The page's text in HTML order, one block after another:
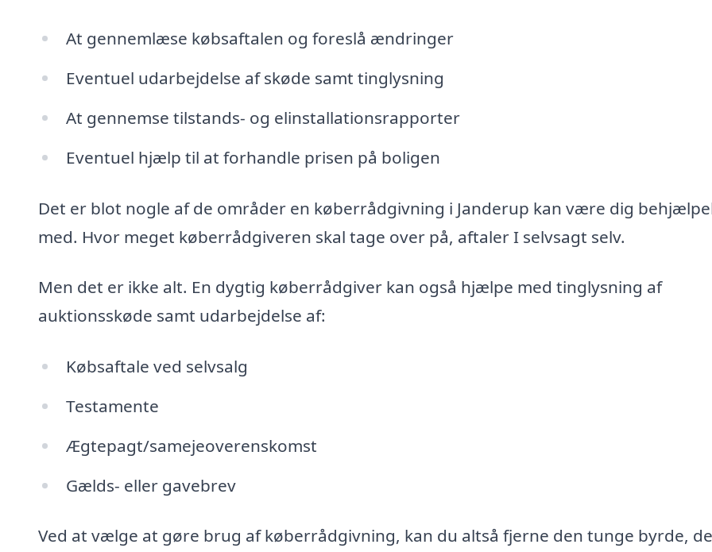
At gennemlæse købsaftalen og foreslå ændringer
Eventuel udarbejdelse af skøde samt tinglysning
At gennemse tilstands- og elinstallationsrapporter
Eventuel hjælp til at forhandle prisen på boligen
Det er blot nogle af de områder en køberrådgivning i Janderup kan være dig
med. Hvor meget køberrådgiveren skal tage over på, aftaler I selvsagt selv.
Men det er ikke alt. En dygtig køberrådgiver kan også hjælpe med tinglysning af
auktionsskøde samt udarbejdelse af:
Købsaftale ved selvsalg
Testamente
Ægtepagt/samejeoverenskomst
Gælds- eller gavebrev
Ved at vælge at gøre brug af køberrådgivning, kan du altså fjerne den tunge byrde,